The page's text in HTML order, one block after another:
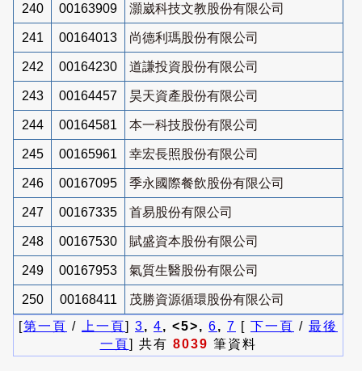
240 00163909 灝崴科技文教股份有限公司
241 00164013 尚德利瑪股份有限公司
242 00164230 道謙投資股份有限公司
243 00164457 昊天資產股份有限公司
244 00164581 本一科技股份有限公司
245 00165961 幸宏長照股份有限公司
246 00167095 季永國際餐飲股份有限公司
247 00167335 首易股份有限公司
248 00167530 賦盛資本股份有限公司
249 00167953 氣質生醫股份有限公司
250 00168411
茂勝資源循環股份有限公司
[第一頁 / 上一頁] 3, 4, <5>, 6, 7 [ 下一頁 / 最後
一頁] 共有 8039 筆資料